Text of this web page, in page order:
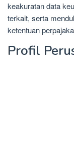
keakuratan data
terkait, serta
ketentuan
Profil